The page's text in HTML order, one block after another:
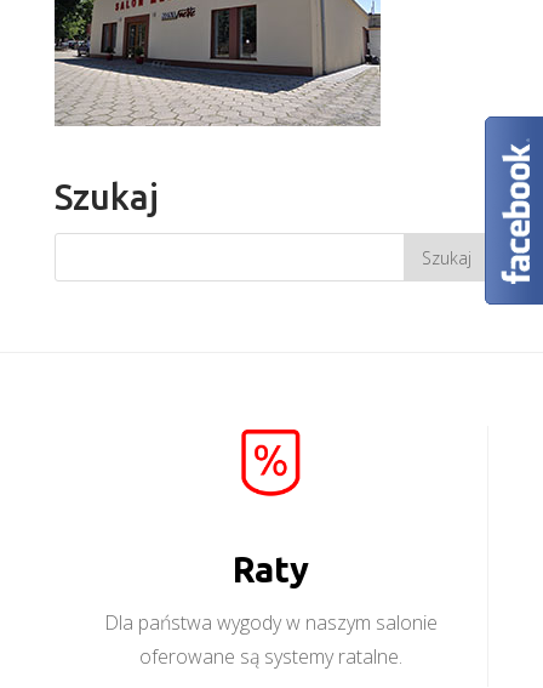
Szukaj
Raty
Dla państwa wygody w naszym salonie
oferowane są systemy ratalne.